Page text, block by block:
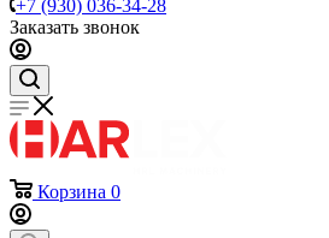
+7 (930) 036-34-28
Заказать звонок
Корзина 0